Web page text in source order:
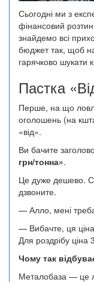
Сьогодні ми з
фінансовий
знайдемо всі
бюджет так, щоб
гарячково шукати
Пастка
Перше, на що
оголошень (на
«від».
Ви бачите
грн/тонна».
Це дуже дешево.
дзвоните.
— Алло, мені
— Вибачте, ця
Для роздрібу ціна
Чому так
Металобаза — це